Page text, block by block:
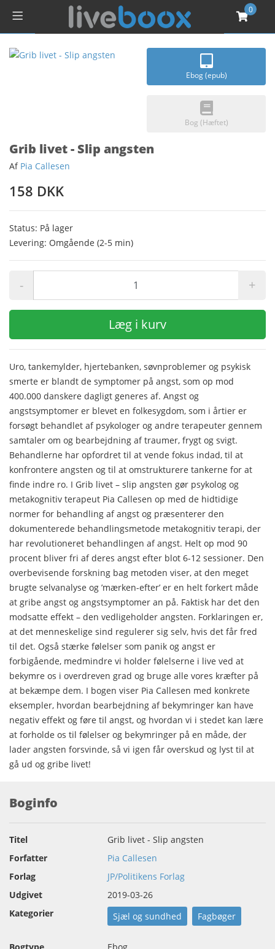
0
Ebog (epub)
Bog (Hæftet)
Grib livet - Slip angsten
Af Pia Callesen
158 DKK
Status: På lager
Levering: Omgående (2-5 min)
- +
Læg i kurv
Uro, tankemylder, hjertebanken, søvnproblemer og psykisk
smerte er blandt de symptomer på angst, som op mod
400.000 danskere dagligt generes af. Angst og
angstsymptomer er blevet en folkesygdom, som i årtier er
forsøgt behandlet af psykologer og andre terapeuter gennem
samtaler om og bearbejdning af traumer, frygt og svigt.
Behandlerne har opfordret til at vende fokus indad, til at
konfrontere angsten og til at omstrukturere tankerne for at
finde indre ro. I Grib livet – slip angsten gør psykolog og
metakognitiv terapeut Pia Callesen op med de hidtidige
normer for behandling af angst og præsenterer den
dokumenterede behandlingsmetode metakognitiv terapi, der
har revolutioneret behandlingen af angst. Helt op mod 90
procent bliver fri af deres angst efter blot 6-12 sessioner. Den
overbevisende forskning bag metoden viser, at den meget
brugte selvanalyse og ’mærken-efter’ er en helt forkert måde
at gribe angst og angstsymptomer an på. Faktisk har det den
modsatte effekt – den vedligeholder angsten. Forklaringen er,
at det menneskelige sind regulerer sig selv, hvis det får fred
til det. Også stærke følelser som panik og angst er
forbigående, medmindre vi holder følelserne i live ved at
bekymre os i overdreven grad og bruge alle vores kræfter på
at bekæmpe dem. I bogen viser Pia Callesen med konkrete
eksempler, hvordan bearbejdning af bekymringer kan have
negativ effekt og føre til angst, og hvordan vi i stedet kan lære
at forholde os til følelser og bekymringer på en måde, der
lader angsten forsvinde, så vi igen får overskud og lyst til at
gå ud og gribe livet!
Boginfo
Titel
Grib livet - Slip angsten
Forfatter
Pia Callesen
Forlag
JP/Politikens Forlag
Udgivet
2019-03-26
Kategorier
Sjæl og sundhed Fagbøger